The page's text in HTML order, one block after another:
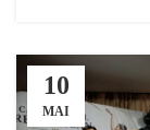
10
MAI